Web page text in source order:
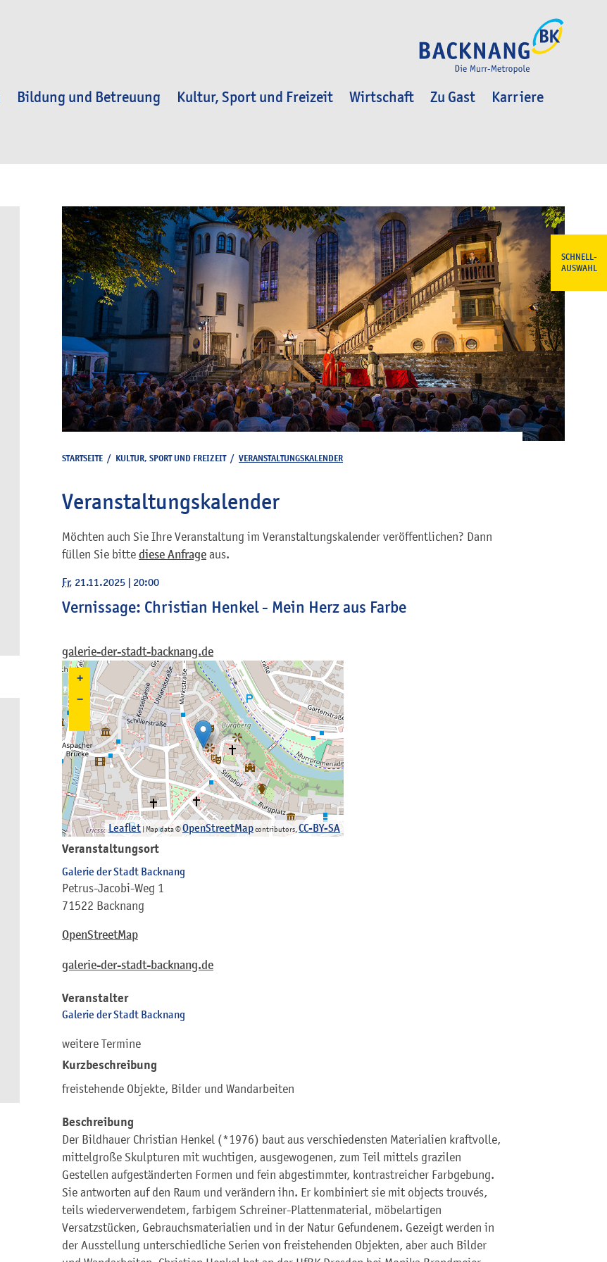
Bildung und Betreuung Kultur, Sport und Freizeit Wirtschaft Zu Gast
Karriere
SCHNELL-
AUSWAHL
STARTSEITE / KULTUR, SPORT UND FREIZEIT/ VERANSTALTUNGSKALENDER
Veranstaltungskalender
Möchten auch Sie Ihre Veranstaltung im Veranstaltungskalender veröffentlichen? Dann
füllen Sie bitte diese Anfrage aus.
Fr, 21.11.2025 | 20:00
Vernissage: Christian Henkel - Mein Herz aus Farbe
galerie-der-stadt-backnang.de
+
−
Leaflet | Map data ©OpenStreetMapcontributors,CC-BY-SA
Veranstaltungsort
Galerie der Stadt Backnang
Petrus-Jacobi-Weg 1
71522 Backnang
OpenStreetMap
galerie-der-stadt-backnang.de
Veranstalter
Galerie der Stadt Backnang
weitere Termine
Kurzbeschreibung
freistehende Objekte, Bilder und Wandarbeiten
Beschreibung
Der Bildhauer Christian Henkel (*1976) baut aus verschiedensten Materialien kraftvolle,
mittelgroße Skulpturen mit wuchtigen, ausgewogenen, zum Teil mittels grazilen
Gestellen aufgeständerten Formen und fein abgestimmter, kontrastreicher Farbgebung.
Sie antworten auf den Raum und verändern ihn. Er kombiniert sie mit objects trouvés,
teils wiederverwendetem, farbigem Schreiner-Plattenmaterial, möbelartigen
Versatzstücken, Gebrauchsmaterialien und in der Natur Gefundenem. Gezeigt werden in
der Ausstellung unterschiedliche Serien von freistehenden Objekten, aber auch Bilder